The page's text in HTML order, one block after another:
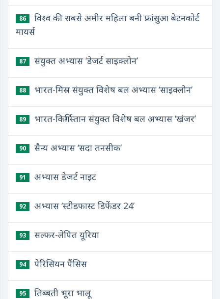
86
विश्व की सबसे अमीर महिला बनी फ्रांसुआ बेटनकोर्ट
मायर्स
87 संयुक्त अभ्यास ‘डेजर्ट साइक्लोन’
88 भारत-मिस्र संयुक्त विशेष बल अभ्यास ‘साइक्लोन’
89 भारत-किर्गिस्तान संयुक्त विशेष बल अभ्यास ‘खंजर’
90 सैन्य अभ्यास ‘सदा तनसीक’
91 अभ्यास डेजर्ट नाइट
92 अभ्यास ‘स्टीडफास्ट डिफेंडर 24’
93 सल्फर-लेपित यूरिया
94 पेरिसियन पैंसिस
95 तिब्बती भूरा भालू